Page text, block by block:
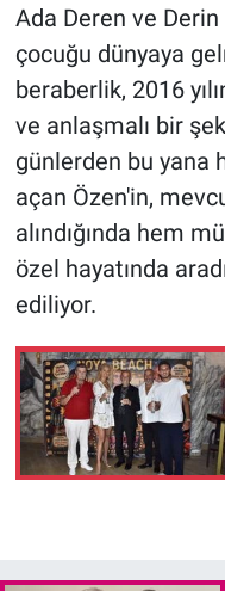
Ada Deren ve
çocuğu dünyaya
beraberlik, 2016
ve anlaşmalı bir
günlerden bu yana
açan Özen'in,
alındığında hem
özel hayatında
ediliyor.